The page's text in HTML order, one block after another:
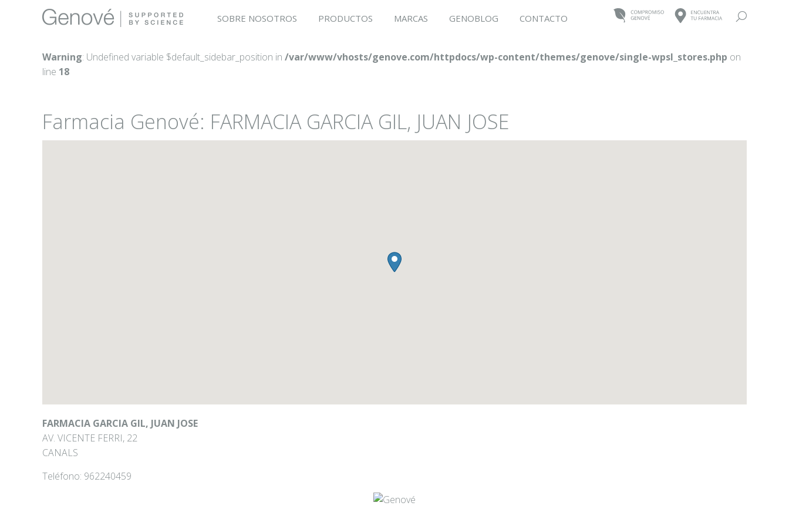
SOBRE NOSOTROS PRODUCTOS MARCAS GENOBLOG CONTACTO Buscar:
Warning: Undefined variable $default_sidebar_position in /var/www/vhosts/genove.com/httpdocs/wp-content/themes/genove/single-wpsl_stores.php on
line 18
Farmacia Genové: FARMACIA GARCIA GIL, JUAN JOSE
FARMACIA GARCIA GIL, JUAN JOSE
AV. VICENTE FERRI, 22
CANALS
Teléfono: 962240459